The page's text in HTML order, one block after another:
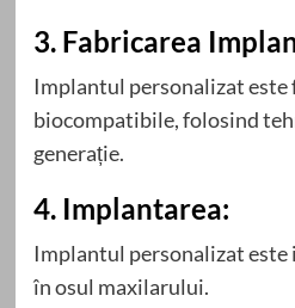
3. Fabricarea
Implantul personalizat
biocompatibile, folosind
generație.
4. Implantarea:
Implantul personalizat
în osul maxilarului.